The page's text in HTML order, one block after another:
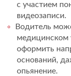
с участием
видеозаписи.
Водитель
медицинском
оформить
оснований,
опьянение.